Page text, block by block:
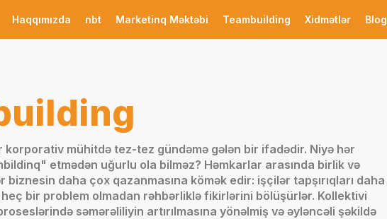
Haqqımızda nbt Marketinq Məktəbi Teambuilding Xidmətlər Blog
mühitdə tez-tez gündəmə gələn bir ifadədir. Niyə hər
etmədən uğurlu ola bilməz? Həmkarlar arasında birlik və
biznesin daha çox qazanmasına kömək edir: işçilər tapşırıqları daha
bir problem olmadan rəhbərliklə fikirlərini bölüşürlər. Kollektivi
səmərəliliyin artırılmasına yönəlmiş və əyləncəli şəkildə